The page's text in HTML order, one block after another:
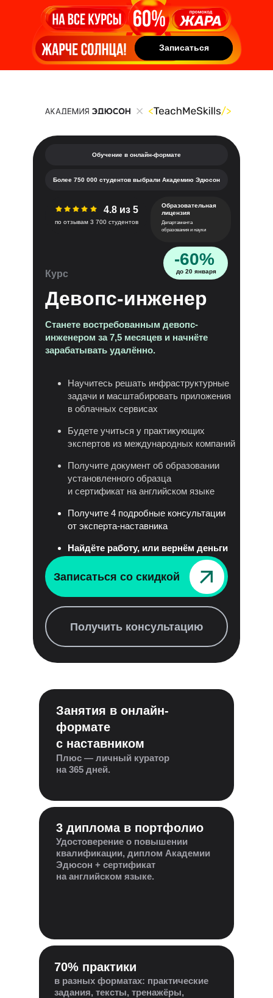
Записаться
Записаться
Девопс-инженер
Курс
Записаться со скидкой⠀⠀⠀⠀⠀
Станете востребованным девопс-
инженером за 7,5 месяцев и начнёте
зарабатывать удалённо.
Обучение в онлайн-формате
Более 750 000 студентов выбрали Академию Эдюсон
Научитесь решать инфраструктурные
задачи и масштабировать приложения
в облачных сервисах
Будете учиться у практикующих
экспертов из международных компаний
Получите документ об образовании
установленного образца
и сертификат на английском языке
Получите 4 подробные консультации
от эксперта-наставника
Найдёте работу, или вернём деньги
-60%
до 20 января
4.8 из 5
по отзывам 3 700 студентов
Образовательная
лицензия
Департамента
образования и науки
Получить консультацию
Занятия в онлайн-
формате
с наставником
Плюс — личный куратор
на 365 дней.
3 диплома в портфолио
Удостоверение о повышении
квалификации, диплом Академии
Эдюсон + сертификат
на английском языке.
70% практики
в разных форматах: практические
задания, тексты, тренажёры,